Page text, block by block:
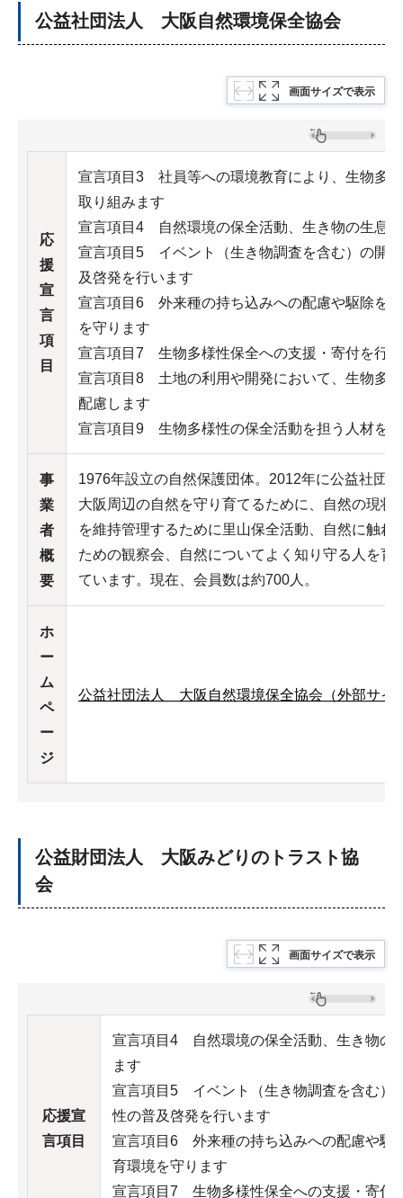
公益社団法人 大阪自然環境保全協会
画面サイズで表示
応
援
宣
言
項
目
宣言項目3 社員等への環境教育により、生物多
取り組みます
宣言項目4 自然環境の保全活動、生き物の生息
宣言項目5 イベント（生き物調査を含む）の開
及啓発を行います
宣言項目6 外来種の持ち込みへの配慮や駆除を
を守ります
宣言項目7 生物多様性保全への支援・寄付を行
宣言項目8 土地の利用や開発において、生物多
配慮します
宣言項目9 生物多様性の保全活動を担う人材を
事
業
者
概
要
1976年設立の自然保護団体。2012年に公益社団
大阪周辺の自然を守り育てるために、自然の現状
を維持管理するために里山保全活動、自然に触れ
ための観察会、自然についてよく知り守る人を育
ています。現在、会員数は約700人。
ホ
ー
ム
ペ
ー
ジ
公益社団法人 大阪自然環境保全協会（外部サイ
公益財団法人 大阪みどりのトラスト協
会
画面サイズで表示
応援宣
言項目
宣言項目4 自然環境の保全活動、生き物の
ます
宣言項目5 イベント（生き物調査を含む）
性の普及啓発を行います
宣言項目6 外来種の持ち込みへの配慮や駆
育環境を守ります
宣言項目7 生物多様性保全への支援・寄付